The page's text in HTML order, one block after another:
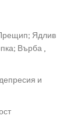
Ядлив
Върба ,
и